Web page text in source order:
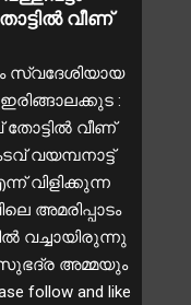
വീണ്
സ്വദേശിയായ
:
തോട്ടിൽ വീണ്
വയമ്പനാട്ട്
വിളിക്കുന്ന
അമരിപ്പാടം
വച്ചായിരുന്നു
അമ്മയും
and like